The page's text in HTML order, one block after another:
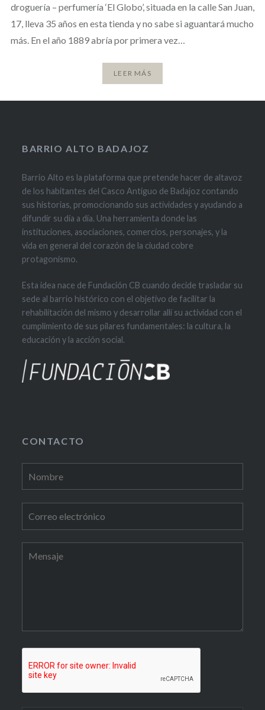
droguería – perfumería ‘El Globo’, situada en la calle San Juan,
17, lleva 35 años en esta tienda y no sabe si aguantará mucho
más. En el año 1889 abría por primera vez…
LEER MÁS
BARRIO ALTO BADAJOZ
Barrio Alto es la plataforma que pretende hacer de altavoz
de los habitantes del Casco Antiguo de Badajoz contando
sus historias, promocionando sus actividades y ayudando a
difundir su día a día. Una herramienta donde las
instituciones, asociaciones, comercios, personajes, y la
vida en general del corazón de la ciudad cobre
protagonismo.
Esta idea nace de Fundación CB cuando decide trasladar su
sede al barrio histórico con el objetivo de facilitar la
rehabilitación del mismo y desarrollar allí su actividad con el
cumplimiento de sus pilares fundamentales: la cultura, la
educación y la acción social.
CONTACTO